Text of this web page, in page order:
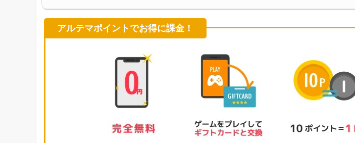
アルテマポイントでお得に課金！